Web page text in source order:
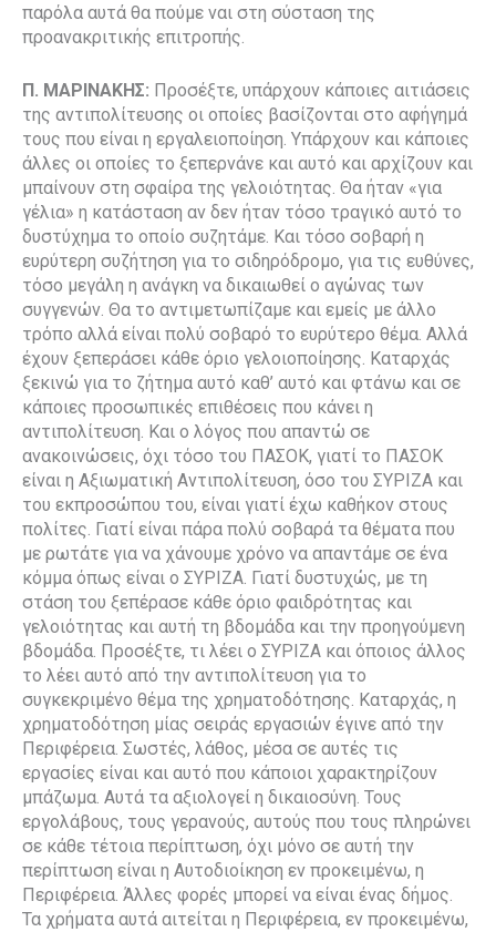
παρόλα αυτά θα πούμε ναι στη σύσταση της
προανακριτικής επιτροπής.
Π. ΜΑΡΙΝΑΚΗΣ: Προσέξτε, υπάρχουν κάποιες αιτιάσεις
της αντιπολίτευσης οι οποίες βασίζονται στο αφήγημά
τους που είναι η εργαλειοποίηση. Υπάρχουν και κάποιες
άλλες οι οποίες το ξεπερνάνε και αυτό και αρχίζουν και
μπαίνουν στη σφαίρα της γελοιότητας. Θα ήταν «για
γέλια» η κατάσταση αν δεν ήταν τόσο τραγικό αυτό το
δυστύχημα το οποίο συζητάμε. Και τόσο σοβαρή η
ευρύτερη συζήτηση για το σιδηρόδρομο, για τις ευθύνες,
τόσο μεγάλη η ανάγκη να δικαιωθεί ο αγώνας των
συγγενών. Θα το αντιμετωπίζαμε και εμείς με άλλο
τρόπο αλλά είναι πολύ σοβαρό το ευρύτερο θέμα. Αλλά
έχουν ξεπεράσει κάθε όριο γελοιοποίησης. Καταρχάς
ξεκινώ για το ζήτημα αυτό καθ’ αυτό και φτάνω και σε
κάποιες προσωπικές επιθέσεις που κάνει η
αντιπολίτευση. Και ο λόγος που απαντώ σε
ανακοινώσεις, όχι τόσο του ΠΑΣΟΚ, γιατί το ΠΑΣΟΚ
είναι η Αξιωματική Αντιπολίτευση, όσο του ΣΥΡΙΖΑ και
του εκπροσώπου του, είναι γιατί έχω καθήκον στους
πολίτες. Γιατί είναι πάρα πολύ σοβαρά τα θέματα που
με ρωτάτε για να χάνουμε χρόνο να απαντάμε σε ένα
κόμμα όπως είναι ο ΣΥΡΙΖΑ. Γιατί δυστυχώς, με τη
στάση του ξεπέρασε κάθε όριο φαιδρότητας και
γελοιότητας και αυτή τη βδομάδα και την προηγούμενη
βδομάδα. Προσέξτε, τι λέει ο ΣΥΡΙΖΑ και όποιος άλλος
το λέει αυτό από την αντιπολίτευση για το
συγκεκριμένο θέμα της χρηματοδότησης. Καταρχάς, η
χρηματοδότηση μίας σειράς εργασιών έγινε από την
Περιφέρεια. Σωστές, λάθος, μέσα σε αυτές τις
εργασίες είναι και αυτό που κάποιοι χαρακτηρίζουν
μπάζωμα. Αυτά τα αξιολογεί η δικαιοσύνη. Τους
εργολάβους, τους γερανούς, αυτούς που τους πληρώνει
σε κάθε τέτοια περίπτωση, όχι μόνο σε αυτή την
περίπτωση είναι η Αυτοδιοίκηση εν προκειμένω, η
Περιφέρεια. Άλλες φορές μπορεί να είναι ένας δήμος.
Τα χρήματα αυτά αιτείται η Περιφέρεια, εν προκειμένω,